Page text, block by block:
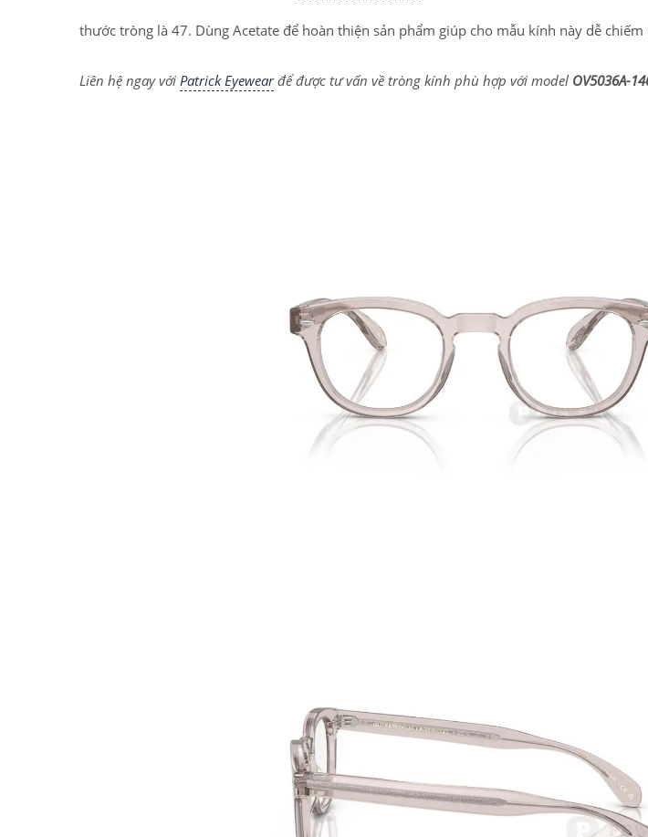
thước tròng là 47. Dùng Acetate để hoàn thiện sản phẩm giúp cho mẫu kính này dễ
Liên hệ ngay với Patrick Eyewearđể được tư vấn về tròng kính phù hợp với model OV5036A-